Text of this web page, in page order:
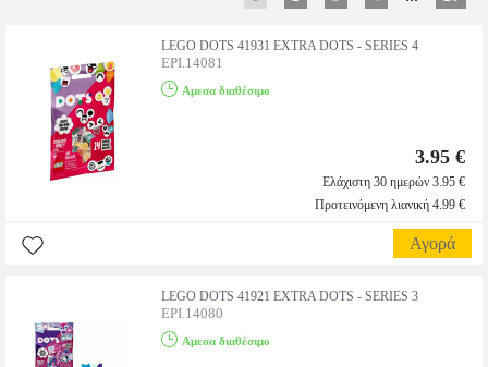
LEGO DOTS 41931 EXTRA DOTS - SERIES 4
EPI.14081
Αμεσα διαθέσιμο
3.95 €
Ελάχιστη 30 ημερών 3.95 €
Προτεινόμενη λιανική 4.99 €
Αγορά
LEGO DOTS 41921 EXTRA DOTS - SERIES 3
EPI.14080
Αμεσα διαθέσιμο